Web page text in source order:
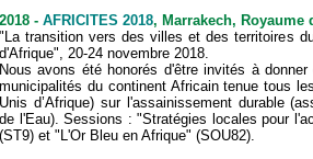
2018 - AFRICITES 2018, Marrakech, Royaume
"La transition vers des villes et des territoires
d'Afrique", 20-24 novembre 2018.
Nous avons été honorés d'être invités à
municipalités du continent Africain tenue tous
Unis d’Afrique) sur l'assainissement durable
de l'Eau). Sessions : "Stratégies locales pour
(ST9) et "L'Or Bleu en Afrique" (SOU82).